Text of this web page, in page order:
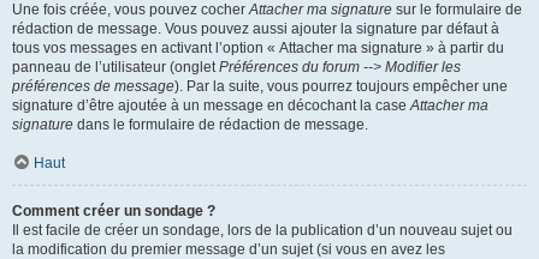
Une fois créée, vous pouvez cocherAttacher ma signature sur le formulaire de
rédaction de message. Vous pouvez aussi ajouter la signature par défaut à
tous vos messages en activant l’option « Attacher ma signature » à partir du
panneau de l’utilisateur (ongletPréférences du forum --> Modifier les
préférences de message). Par la suite, vous pourrez toujours empêcher une
signature d’être ajoutée à un message en décochant la caseAttacher ma
signature dans le formulaire de rédaction de message.
Haut
Comment créer un sondage ?
Il est facile de créer un sondage, lors de la publication d’un nouveau sujet ou
la modification du premier message d’un sujet (si vous en avez les